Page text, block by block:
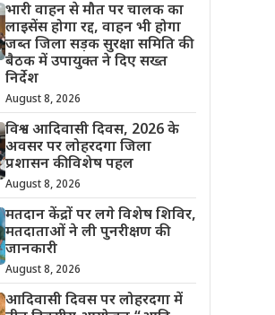
भारी वाहन से मौत पर चालक का
लाइसेंस होगा रद्द, वाहन भी होगा
जब्त जिला सड़क सुरक्षा समिति की
बैठक में उपायुक्त ने दिए सख्त
निर्देश
August 8, 2026
विश्व आदिवासी दिवस, 2026 के
अवसर पर लोहरदगा जिला
प्रशासन की विशेष पहल
August 8, 2026
मतदान केंद्रों पर लगे विशेष शिविर,
मतदाताओं ने ली पुनरीक्षण की
जानकारी
August 8, 2026
आदिवासी दिवस पर लोहरदगा में